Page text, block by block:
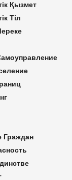
Қызмет
Тіл
Граждан